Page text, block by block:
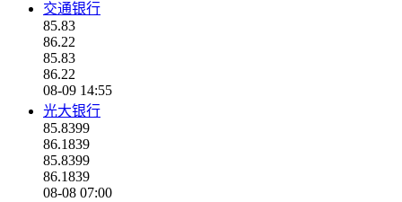
交通银行
85.83
86.22
85.83
86.22
08-09 14:55
光大银行
85.8399
86.1839
85.8399
86.1839
08-08 07:00